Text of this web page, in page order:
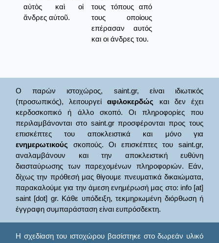
αὐτὸς καὶ οἱ
ἄνδρες αὐτοῦ.
τους τόπους από
τους οποίους
επέρασαν αυτός
και οι άνδρες του.
Ο παρών ιστοχώρος, saint.gr, είναι ιδιωτικός
(προσωπικός), λειτουργείαφιλοκερδώς και δεν έχει
κερδοσκοπικό ή άλλο σκοπό. Οι πληροφορίες που
περιλαμβάνονται στο saint.gr προσφέρονται προς τους
επισκέπτες του αποκλειστικά και μόνο για
ενημερωτικούς σκοπούς. Οι επισκέπτες του saint.gr,
αναλαμβάνουν και την αποκλειστική ευθύνη
διασταύρωσης των παρεχομένων πληροφοριών. Εάν,
δίχως την πρόθεσή μας θίγουμε πνευματικά δικαιώματα,
παρακαλούμε για την άμεση ενημέρωσή μας στο: info [at]
saint [dot] gr. Κάθε υπόδειξη, τεκμηριωμένη διόρθωση ή
έγγραφη συμπαράσταση είναι ευπρόσδεκτη.
Η σχεδίαση του ιστοχώρου βασίστηκε στο δωρεάν υλικό